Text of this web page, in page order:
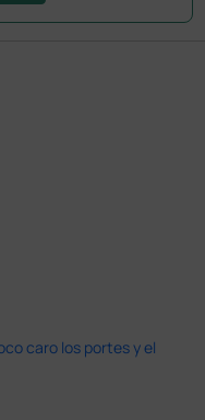
caro los portes y el